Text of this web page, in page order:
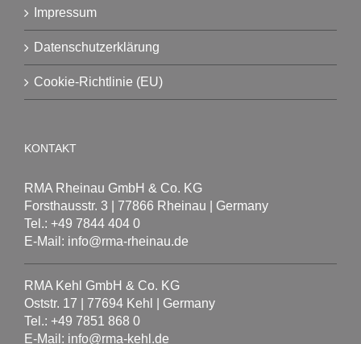
Impressum
Datenschutzerklärung
Cookie-Richtlinie (EU)
KONTAKT
RMA Rheinau GmbH & Co. KG
Forsthausstr. 3 | 77866 Rheinau | Germany
Tel.: +49 7844 404 0
E-Mail: info@rma-rheinau.de
RMA Kehl GmbH & Co. KG
Oststr. 17 | 77694 Kehl | Germany
Tel.: +49 7851 868 0
E-Mail: info@rma-kehl.de